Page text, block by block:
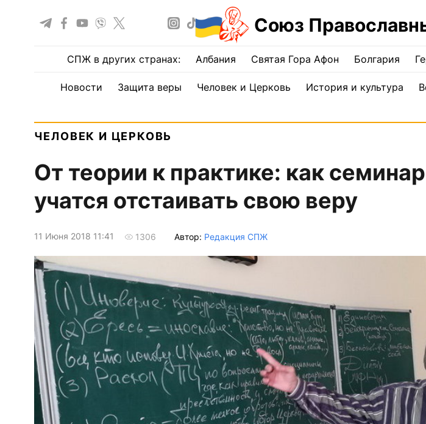
Союз
СПЖ в других странах: Албания Святая Гора Афон Болгария
Новости Защита веры Человек и Церковь История и культура
ЧЕЛОВЕК И ЦЕРКОВЬ
От теории к практике: как
учатся отстаивать свою веру
11 Июня 2018 11:41 1306 Автор: Редакция СПЖ